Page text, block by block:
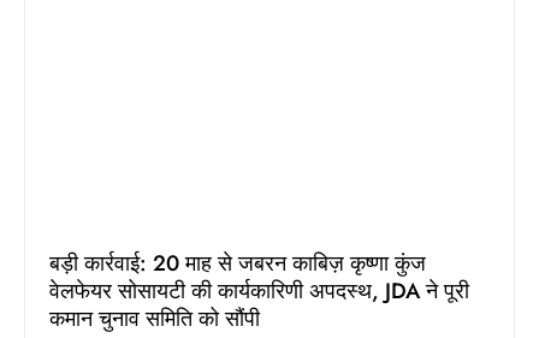
बड़ी कार्रवाई: 20 माह से जबरन काबिज़ कृष्णा कुंज
वेलफेयर सोसायटी की कार्यकारिणी अपदस्थ, JDA ने पूरी
कमान चुनाव समिति को सौंपी